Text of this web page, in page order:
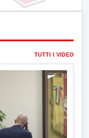
TUTTI I VIDEO